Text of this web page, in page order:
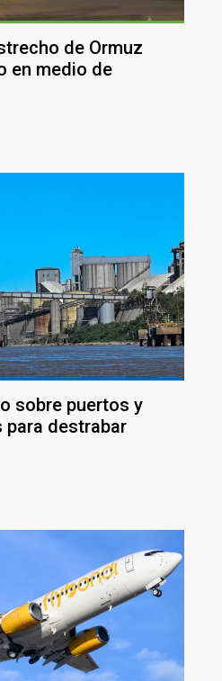
de Ormuz
en medio de
sobre puertos y
destrabar